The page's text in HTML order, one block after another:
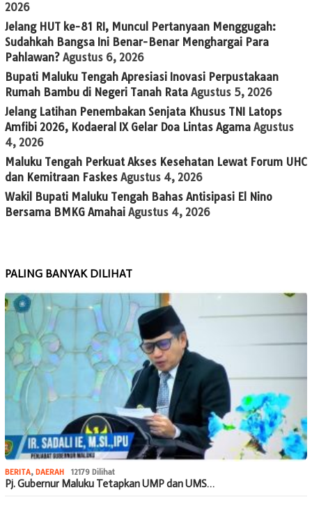
2026
Jelang HUT ke-81 RI, Muncul Pertanyaan Menggugah:
Sudahkah Bangsa Ini Benar-Benar Menghargai Para
Pahlawan? Agustus 6, 2026
Bupati Maluku Tengah Apresiasi Inovasi Perpustakaan
Rumah Bambu di Negeri Tanah Rata Agustus 5, 2026
Jelang Latihan Penembakan Senjata Khusus TNI Latops
Amfibi 2026, Kodaeral IX Gelar Doa Lintas Agama Agustus
4, 2026
Maluku Tengah Perkuat Akses Kesehatan Lewat Forum UHC
dan Kemitraan Faskes Agustus 4, 2026
Wakil Bupati Maluku Tengah Bahas Antisipasi El Nino
Bersama BMKG Amahai Agustus 4, 2026
PALING BANYAK DILIHAT
BERITA, DAERAH 12179 Dilihat
Pj. Gubernur Maluku Tetapkan UMP dan UMS…